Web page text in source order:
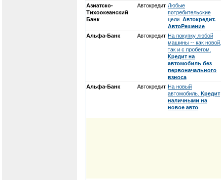
Азиатско-
Тихоокеанский
Банк
Автокредит Любые
потребительские
цели. Автокредит.
АвтоРешение
Альфа-Банк
Автокредит На покупку любой
машины -- как новой,
так и с пробегом.
Кредит на
автомобиль без
первоначального
взноса
Альфа-Банк
Автокредит На новый
автомобиль. Кредит
наличными на
новое авто